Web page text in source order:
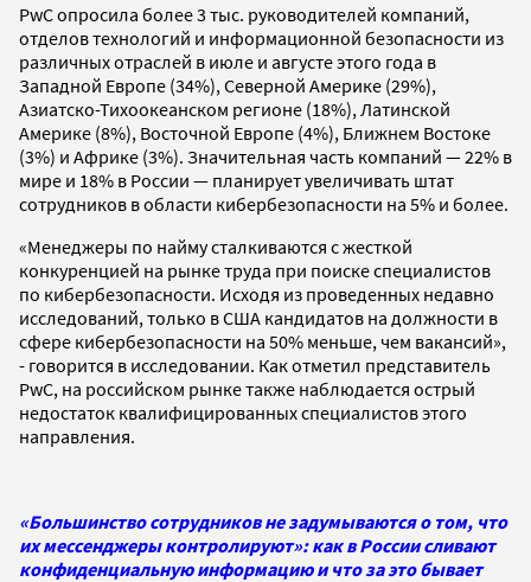
PwC опросила более 3 тыс. руководителей компаний,
отделов технологий и информационной безопасности из
различных отраслей в июле и августе этого года в
Западной Европе (34%), Северной Америке (29%),
Азиатско-Тихоокеанском регионе (18%), Латинской
Америке (8%), Восточной Европе (4%), Ближнем Востоке
(3%) и Африке (3%). Значительная часть компаний — 22% в
мире и 18% в России — планирует увеличивать штат
сотрудников в области кибербезопасности на 5% и более.
«Менеджеры по найму сталкиваются с жесткой
конкуренцией на рынке труда при поиске специалистов
по кибербезопасности. Исходя из проведенных недавно
исследований, только в США кандидатов на должности в
сфере кибербезопасности на 50% меньше, чем вакансий»,
- говорится в исследовании. Как отметил представитель
PwC, на российском рынке также наблюдается острый
недостаток квалифицированных специалистов этого
направления.
«Большинство сотрудников не задумываются о том, что
их мессенджеры контролируют»: как в России сливают
конфиденциальную информацию и что за это бывает